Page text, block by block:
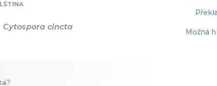
Možná
Cytospora cincta
?